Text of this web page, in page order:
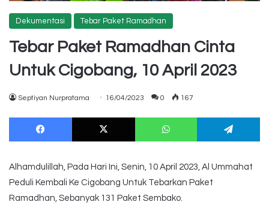
Dekumentasi Tebar Paket Ramadhan
Tebar Paket Ramadhan Cinta
Untuk Cigobang, 10 April 2023
Septiyan Nurpratama 16/04/2023 0 167
Facebook X WhatsApp
Alhamdulillah, Pada Hari Ini, Senin, 10 April 2023, Al Ummahat
Peduli Kembali Ke Cigobang Untuk Tebarkan Paket
Ramadhan, Sebanyak 131 Paket Sembako.